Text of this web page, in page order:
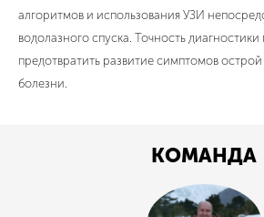
алгоритмов и использования УЗИ
водолазного спуска. Точность диагностики
предотвратить развитие симптомов
болезни.
КОМАНДА